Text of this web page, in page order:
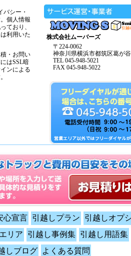
バシー・
個人情報
ており、
利用いた
・お問い
はSSL暗
ンによる
株式会社ムーバーズ
〒224-0062
神奈川県横浜市都筑区葛が
TEL 045-948-5021
FAX 045-948-5022
心宣言 引越しプラン
引越しオプ
リア 引越し事例集 引越し用語集
しブログ
よくある質問